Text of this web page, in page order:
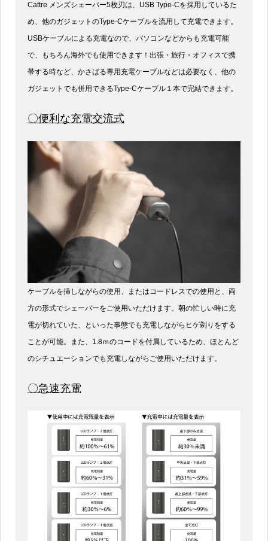
Cattre メンズシェーバー5枚刃は、USB Type-Cを採用しているた
め、他のガジェットのType-Cケーブルを流用して充電できます。
USBケーブルによる充電なので、パソコンなどからも充電可能
で、もちろん海外でも使用できます！出張・旅行・オフィスで携
帯する時など、かさばる専用充電ケーブルなどは必要なく、他の
ガジェットでも併用できるType-Cケーブル１本で完結できます。
〇便利な充電交流式
ケーブルを挿しながらの使用、またはコードレスでの使用と、両
方の形式でシェーバーをご使用いただけます。朝の忙しい時に充
電が切れていた、といった事態でも充電しながらヒゲ剃りをする
ことが可能。また、1.8ｍのコードを付属しているため、ほとんど
のシチュエーションでも充電しながらご使用いただけます。
〇急速充電